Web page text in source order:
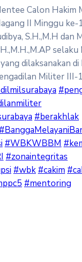
Calon Hakim
II Minggu ke-
S.H.,M.H dan
dilaksanakan di
Militer III-
#berakhlak
#WBKWBBM
#zonaintegritas
#wbk #cakim
#mentoring